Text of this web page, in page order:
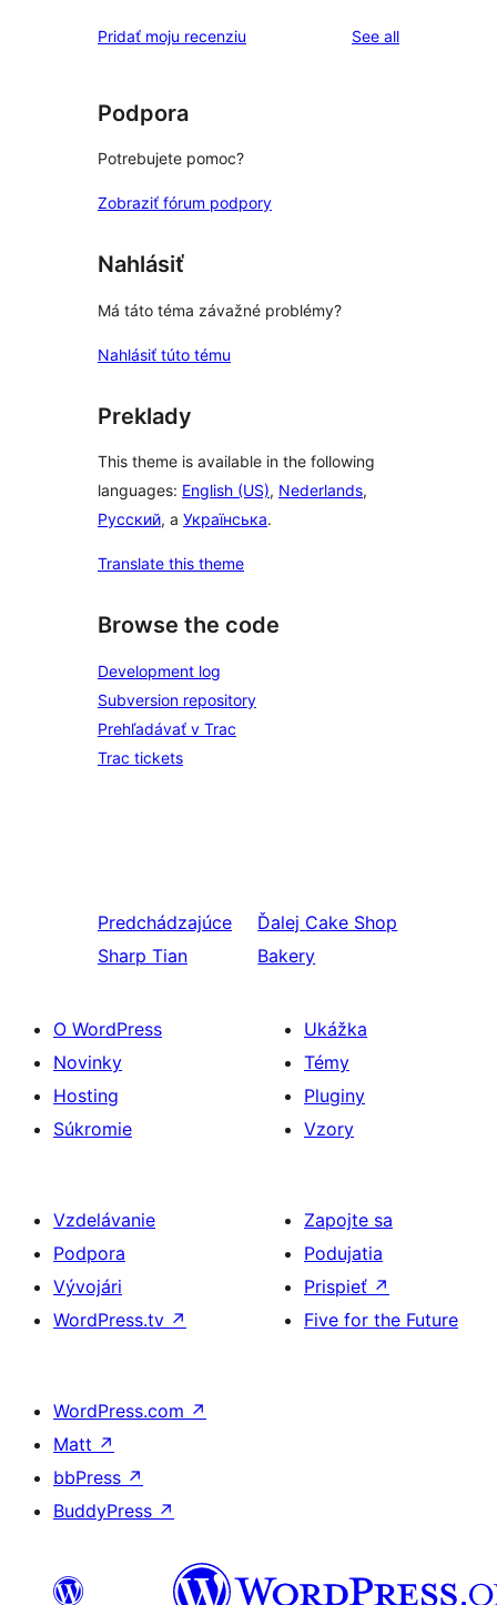
1-
hodnotením
Pridať moju recenziu See allreviews
Podpora
Potrebujete pomoc?
Zobraziť fórum podpory
Nahlásiť
Má táto téma závažné problémy?
Nahlásiť túto tému
Preklady
This theme is available in the following
languages: English (US), Nederlands,
Русский, a Українська.
Translate this theme
Browse the code
Development log
Subversion repository
Prehľadávať v Trac
Trac tickets
Predchádzajúce
Sharp Tian
Ďalej Cake Shop
Bakery
O WordPress
Novinky
Hosting
Súkromie
Ukážka
Témy
Pluginy
Vzory
Vzdelávanie
Podpora
Vývojári
WordPress.tv ↗
Zapojte sa
Podujatia
Prispieť ↗
Five for the Future
WordPress.com ↗
Matt ↗
bbPress ↗
BuddyPress ↗